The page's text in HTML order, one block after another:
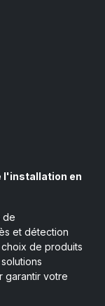
l'installation en
de
et détection
de produits
garantir votre